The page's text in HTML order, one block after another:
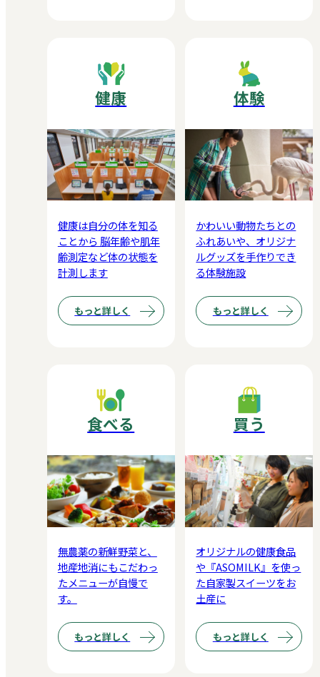
健康
健康は自分の体を知る
ことから 脳年齢や肌年
齢測定など体の状態を
計測します
もっと詳しく
体験
かわいい動物たちとの
ふれあいや、オリジナ
ルグッズを手作りでき
る体験施設
もっと詳しく
食べる
無農薬の新鮮野菜と、
地産地消にもこだわっ
たメニューが自慢で
す。
もっと詳しく
買う
オリジナルの健康食品
や『ASOMILK』を使っ
た自家製スイーツをお
土産に
もっと詳しく